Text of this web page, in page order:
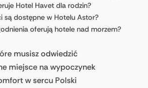
Hotel Havet dla rodzin?
są dostępne w Hotelu Astor?
oferują hotele nad morzem?
musisz odwiedzić
miejsce na wypoczynek
w sercu Polski